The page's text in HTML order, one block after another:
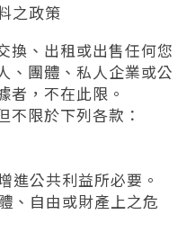
之政策
換、出租或出售任何您
、團體、私人企業或公
者，不在此限。
不限於下列各款：
進公共利益所必要。
、自由或財產上之危